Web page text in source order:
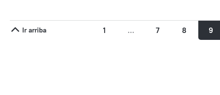
Ir arriba 1 … 7 8 9